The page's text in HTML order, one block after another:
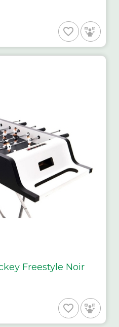
favorite_border
Freestyle Noir
favorite_border